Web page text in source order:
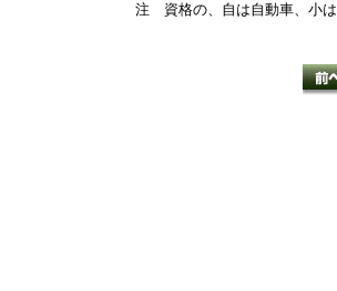
注 資格の、自は自動車、小